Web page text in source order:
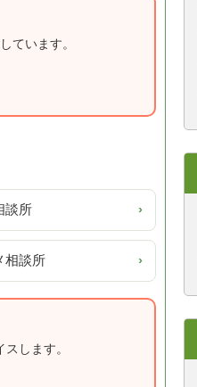
ています。
談所 ›
相談所 ›
します。